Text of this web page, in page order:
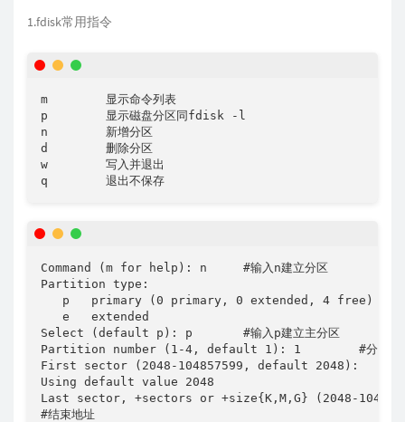
1.fdisk常用指令
m        显示命令列表
p        显示磁盘分区同fdisk -l
n        新增分区
d        删除分区
w        写入并退出
q        退出不保存
Command (m for help): n     #输入n建立分区
Partition type:
   p   primary (0 primary, 0 extended, 4 free)
   e   extended
Select (default p): p       #输入p建立主分区
Partition number (1-4, default 1): 1        #分区号
First sector (2048-104857599, default 2048):
Using default value 2048
Last sector, +sectors or +size{K,M,G} (2048-
#结束地址